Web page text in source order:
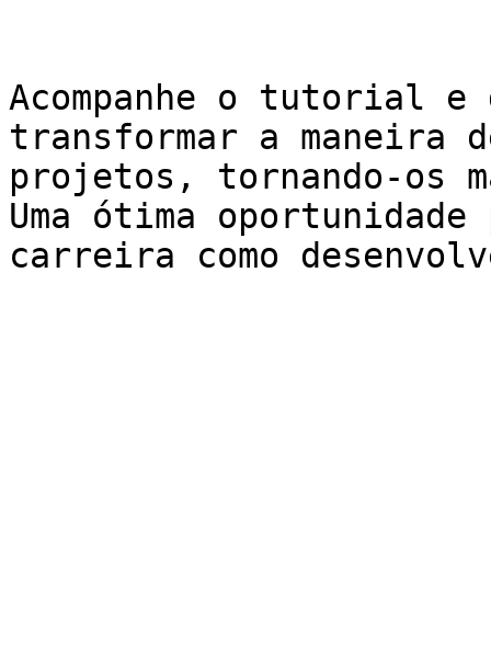
Acompanhe o tutorial e
transformar a maneira
projetos, tornando-os
Uma ótima
carreira como